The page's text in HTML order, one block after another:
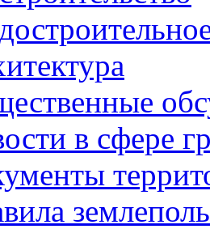
в сфере